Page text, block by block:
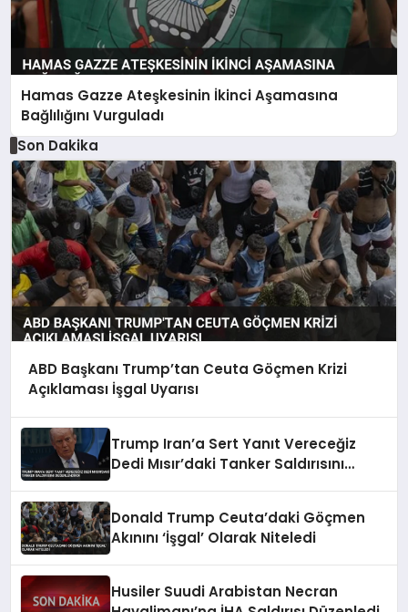
Hamas Gazze Ateşkesinin İkinci Aşamasına
Bağlılığını Vurguladı
Son Dakika
ABD Başkanı Trump’tan Ceuta Göçmen Krizi
Açıklaması İşgal Uyarısı
Trump Iran’a Sert Yanıt Vereceğiz
Dedi Mısır’daki Tanker Saldırısını
Donald Trump Ceuta’daki Göçmen
Akınını ‘İşgal’ Olarak Niteledi
Husiler Suudi Arabistan Necran